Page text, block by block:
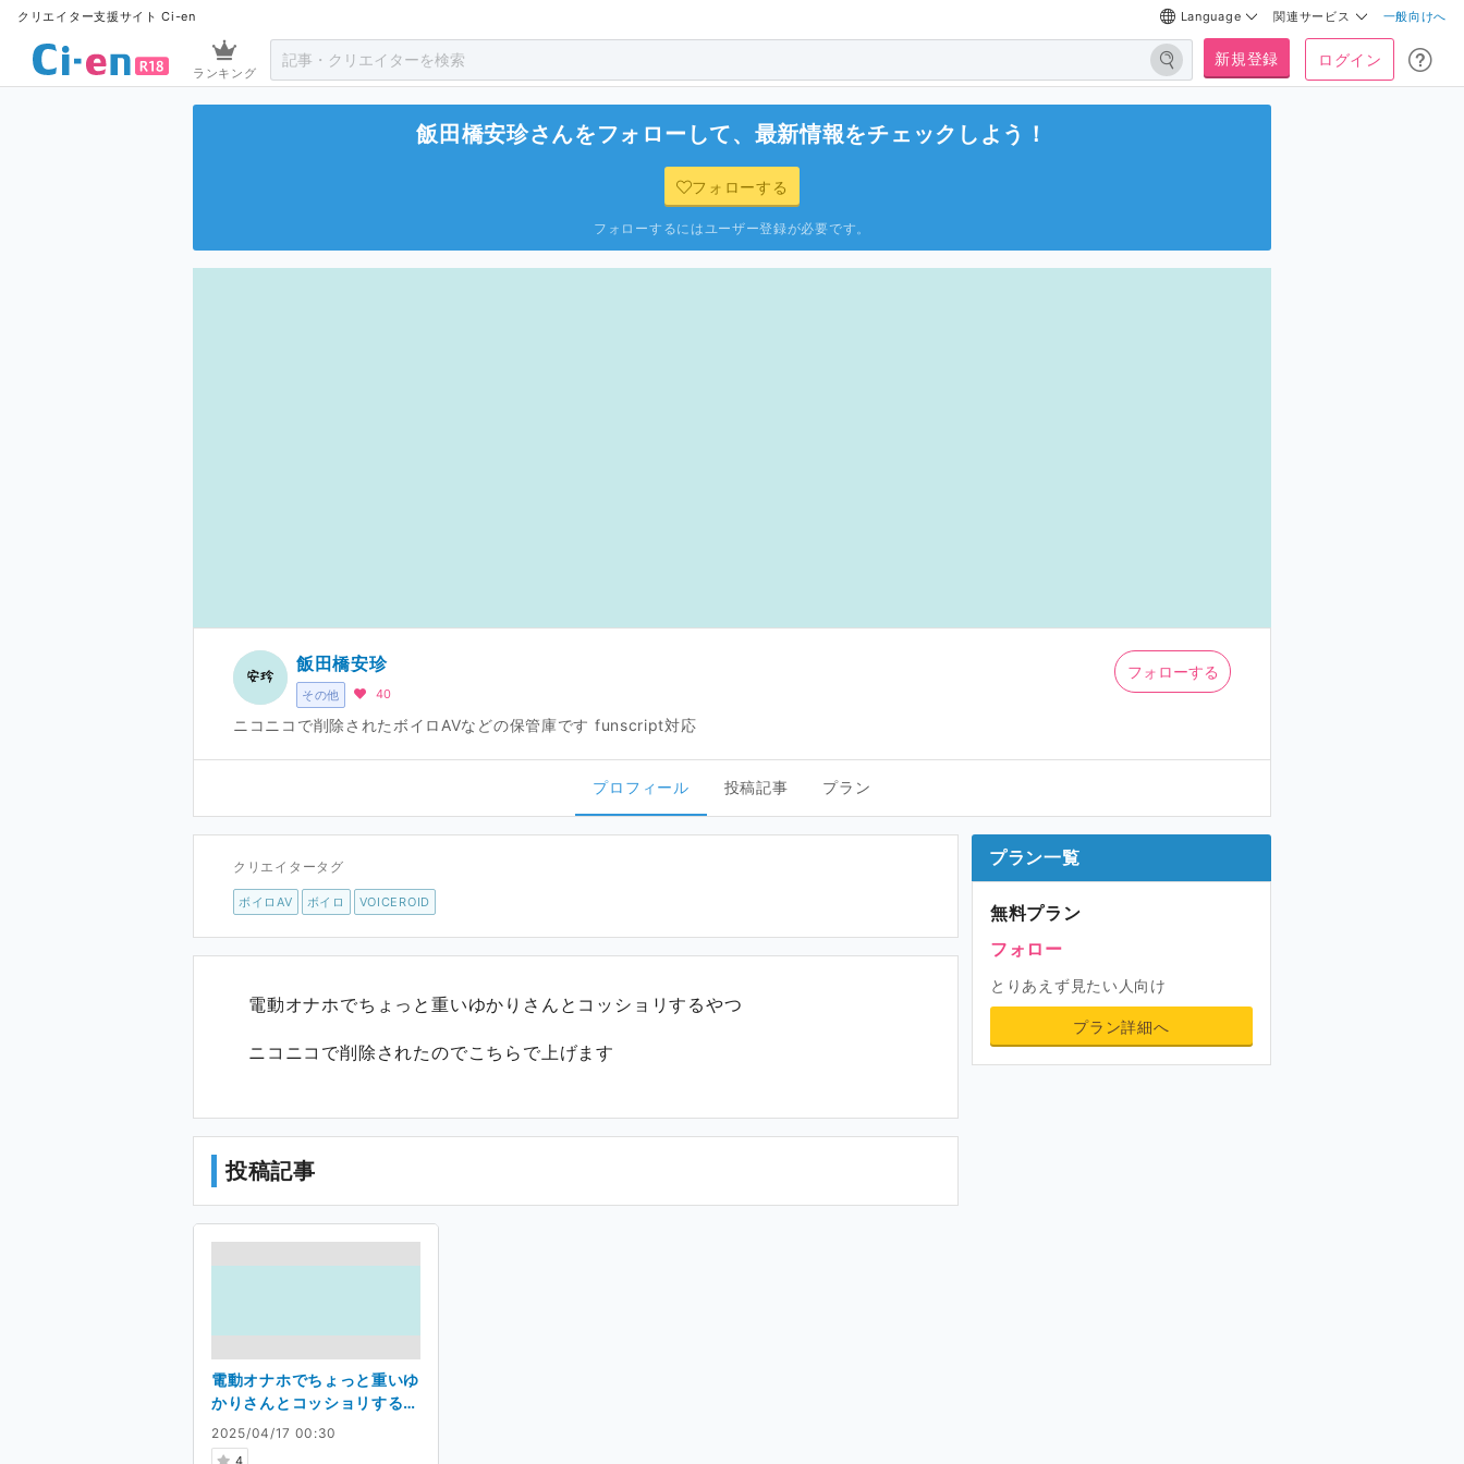
クリエイター支援サイト Ci-en Language 関連サービス 一般向けへ
ランキング
新規登録 ログイン
飯田橋安珍さんをフォローして、最新情報をチェックしよう！
フォローする
フォローするにはユーザー登録が必要です。
その他
飯田橋安珍
40
ニコニコで削除されたボイロAVなどの保管庫です funscript対応
フォローする
プロフィール 投稿記事 プラン
クリエイタータグ
ボイロAV ボイロ VOICEROID
電動オナホでちょっと重いゆかりさんとコッショリするやつ
ニコニコで削除されたのでこちらで上げます
投稿記事
2025/04/17 00:30
4
電動オナホでちょっと重いゆ
かりさんとコッショリするや
つ【R18】
プラン一覧
無料プラン
フォロー
とりあえず見たい人向け
プラン詳細へ